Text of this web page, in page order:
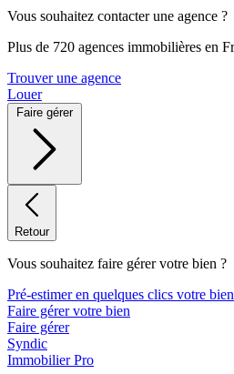
Vous souhaitez contacter une agence ?
Plus de 720 agences immobilières en
Trouver une agence
Louer
Faire gérer
Retour
Vous souhaitez faire gérer votre bien ?
Pré-estimer en quelques clics votre bien
Faire gérer votre bien
Faire gérer
Syndic
Immobilier Pro